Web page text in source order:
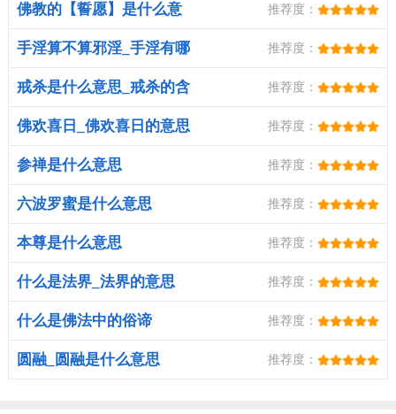
佛教的【誓愿】是什么意
思？
推荐度：
手淫算不算邪淫_手淫有哪
些危害
推荐度：
戒杀是什么意思_戒杀的含
义
推荐度：
佛欢喜日_佛欢喜日的意思 推荐度：
参禅是什么意思 推荐度：
六波罗蜜是什么意思 推荐度：
本尊是什么意思 推荐度：
什么是法界_法界的意思 推荐度：
什么是佛法中的俗谛 推荐度：
圆融_圆融是什么意思 推荐度：